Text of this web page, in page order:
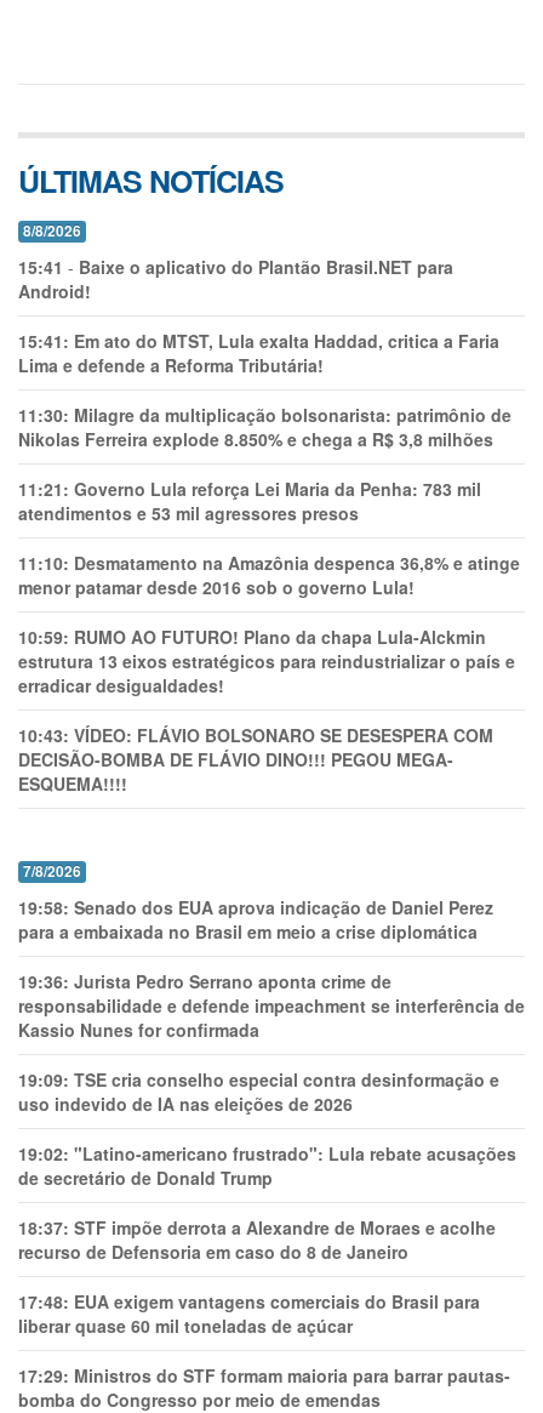
ÚLTIMAS NOTÍCIAS
8/8/2026
15:41 - Baixe o aplicativo do Plantão Brasil.NET para
Android!
15:41: Em ato do MTST, Lula exalta Haddad, critica a Faria
Lima e defende a Reforma Tributária!
11:30: Milagre da multiplicação bolsonarista: patrimônio de
Nikolas Ferreira explode 8.850% e chega a R$ 3,8 milhões
11:21: Governo Lula reforça Lei Maria da Penha: 783 mil
atendimentos e 53 mil agressores presos
11:10: Desmatamento na Amazônia despenca 36,8% e atinge
menor patamar desde 2016 sob o governo Lula!
10:59: RUMO AO FUTURO! Plano da chapa Lula-Alckmin
estrutura 13 eixos estratégicos para reindustrializar o país e
erradicar desigualdades!
10:43: VÍDEO: FLÁVIO BOLSONARO SE DESESPERA COM
DECISÃO-BOMBA DE FLÁVIO DINO!!! PEGOU MEGA-
ESQUEMA!!!!
7/8/2026
19:58: Senado dos EUA aprova indicação de Daniel Perez
para a embaixada no Brasil em meio a crise diplomática
19:36: Jurista Pedro Serrano aponta crime de
responsabilidade e defende impeachment se interferência de
Kassio Nunes for confirmada
19:09: TSE cria conselho especial contra desinformação e
uso indevido de IA nas eleições de 2026
19:02: "Latino-americano frustrado": Lula rebate acusações
de secretário de Donald Trump
18:37: STF impõe derrota a Alexandre de Moraes e acolhe
recurso de Defensoria em caso do 8 de Janeiro
17:48: EUA exigem vantagens comerciais do Brasil para
liberar quase 60 mil toneladas de açúcar
17:29: Ministros do STF formam maioria para barrar pautas-
bomba do Congresso por meio de emendas